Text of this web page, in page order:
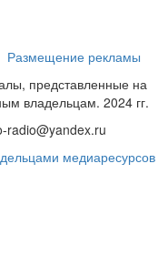
Размещение рекламы
представленные на
владельцам. 2024 гг.
radio@yandex.ru
медиаресурсов